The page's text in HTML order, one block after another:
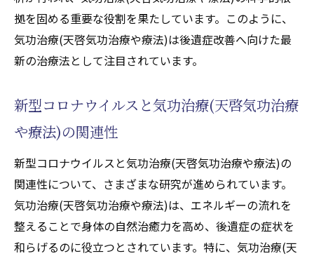
拠を固める重要な役割を果たしています。このように、
気功治療(天啓気功治療や療法)は後遺症改善へ向けた最
新の治療法として注目されています。
新型コロナウイルスと気功治療(天啓気功治療
や療法)の関連性
新型コロナウイルスと気功治療(天啓気功治療や療法)の
関連性について、さまざまな研究が進められています。
気功治療(天啓気功治療や療法)は、エネルギーの流れを
整えることで身体の自然治癒力を高め、後遺症の症状を
和らげるのに役立つとされています。特に、気功治療(天